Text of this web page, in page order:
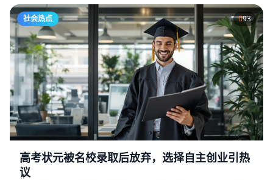
社会热点 93
高考状元被名校录取后放弃，选择自主创业引热
议